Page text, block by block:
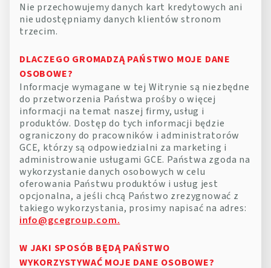
Nie przechowujemy danych kart kredytowych ani
nie udostępniamy danych klientów stronom
trzecim.
DLACZEGO GROMADZĄ PAŃSTWO MOJE DANE
OSOBOWE?
Informacje wymagane w tej Witrynie są niezbędne
do przetworzenia Państwa prośby o więcej
informacji na temat naszej firmy, usług i
produktów. Dostęp do tych informacji będzie
ograniczony do pracowników i administratorów
GCE, którzy są odpowiedzialni za marketing i
administrowanie usługami GCE. Państwa zgoda na
wykorzystanie danych osobowych w celu
oferowania Państwu produktów i usług jest
opcjonalna, a jeśli chcą Państwo zrezygnować z
takiego wykorzystania, prosimy napisać na adres:
info@gcegroup.com.
W JAKI SPOSÓB BĘDĄ PAŃSTWO
WYKORZYSTYWAĆ MOJE DANE OSOBOWE?